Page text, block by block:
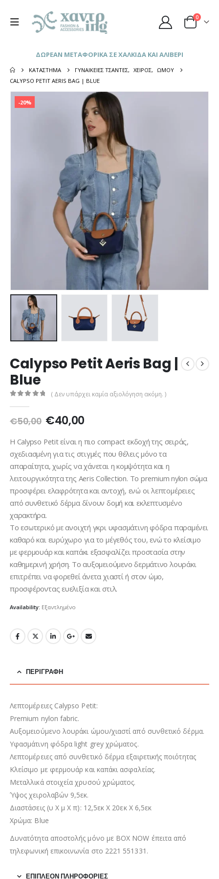
0
ΔΩΡΕΑΝ ΜΕΤΑΦΟΡΙΚΑ ΣΕ ΧΑΛΚΙΔΑ ΚΑΙ ΑΛΙΒΕΡΙ
ΚΑΤΆΣΤΗΜΑ ΓΥΝΑΙΚΕΊΕΣ ΤΣΆΝΤΕΣ, ΧΕΙΡΌΣ,
ΏΜΟΥ
CALYPSO PETIT AERIS BAG | BLUE
-20%
Calypso Petit Aeris Bag |
Blue
( Δεν υπάρχει καμία αξιολόγηση ακόμη. )
€50,00 Original
was:
€50,00.
€40,00Η
τιμή
είναι:
€40,00.
Η Calypso Petit είναι η πιο compact εκδοχή της σειράς,
σχεδιασμένη για τις στιγμές που θέλεις μόνο τα
απαραίτητα, χωρίς να χάνεται η κομψότητα και η
λειτουργικότητα της Aeris Collection. Το premium nylon σώμα
προσφέρει ελαφρότητα και αντοχή, ενώ οι λεπτομέρειες
από συνθετικό δέρμα δίνουν δομή και εκλεπτυσμένο
χαρακτήρα.
Το εσωτερικό με ανοιχτή γκρι υφασμάτινη φόδρα παραμένει
καθαρό και ευρύχωρο για το μέγεθός του, ενώ το κλείσιμο
με φερμουάρ και καπάκι εξασφαλίζει προστασία στην
καθημερινή χρήση. Το αυξομειούμενο δερμάτινο λουράκι
επιτρέπει να φορεθεί άνετα χιαστί ή στον ώμο,
προσφέροντας ευελιξία και στιλ.
Availability: Εξαντλημένο
ΠΕΡΙΓΡΑΦΉ
Λεπτομέρειες Calypso Petit:
Premium nylon fabric.
Αυξομειούμενο λουράκι ώμου/χιαστί από συνθετικό δέρμα.
Υφασμάτινη φόδρα light grey χρώματος.
Λεπτομέρειες από συνθετικό δέρμα εξαιρετικής ποιότητας
Κλείσιμο με φερμουάρ και καπάκι ασφαλείας.
Μεταλλικά στοιχεία χρυσού χρώματος.
Ύψος χειρολαβών 9,5εκ.
Διαστάσεις (υ Χ μ Χ π): 12,5εκ Χ 20εκ Χ 6,5εκ
Χρώμα: Blue
Δυνατότητα αποστολής μόνο με BOX NOW έπειτα από
τηλεφωνική επικοινωνία στο 2221 551331.
ΕΠΙΠΛΈΟΝ ΠΛΗΡΟΦΟΡΊΕΣ